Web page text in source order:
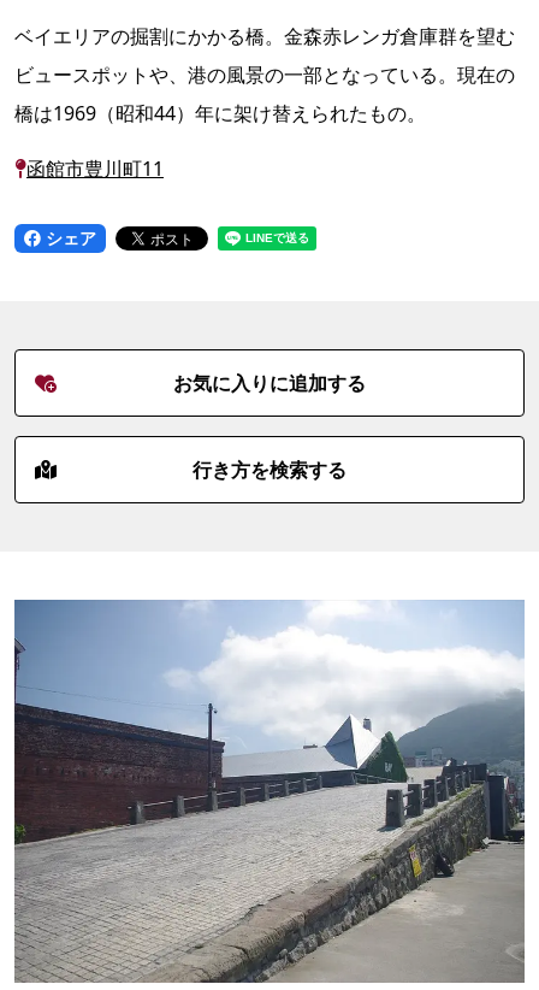
ベイエリアの掘割にかかる橋。金森赤レンガ倉庫群を望む
ビュースポットや、港の風景の一部となっている。現在の
橋は1969（昭和44）年に架け替えられたもの。
函館市豊川町11
シェア
お気に入りに追加する
行き方を検索する